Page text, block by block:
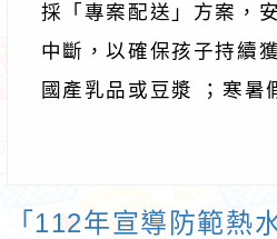
採「專案配送」方案，
中斷，以確保孩子持續
國產乳品或豆漿 ；寒暑
「112年宣導防範熱